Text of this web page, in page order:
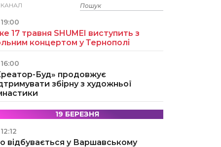
15 ТРАВНЯ
19:00
17 травня SHUMEI виступить з
концертом у Тернополі
16:00
Буд» продовжує
збірну з художньої
19 БЕРЕЗНЯ
12:12
відбувається у Варшавському